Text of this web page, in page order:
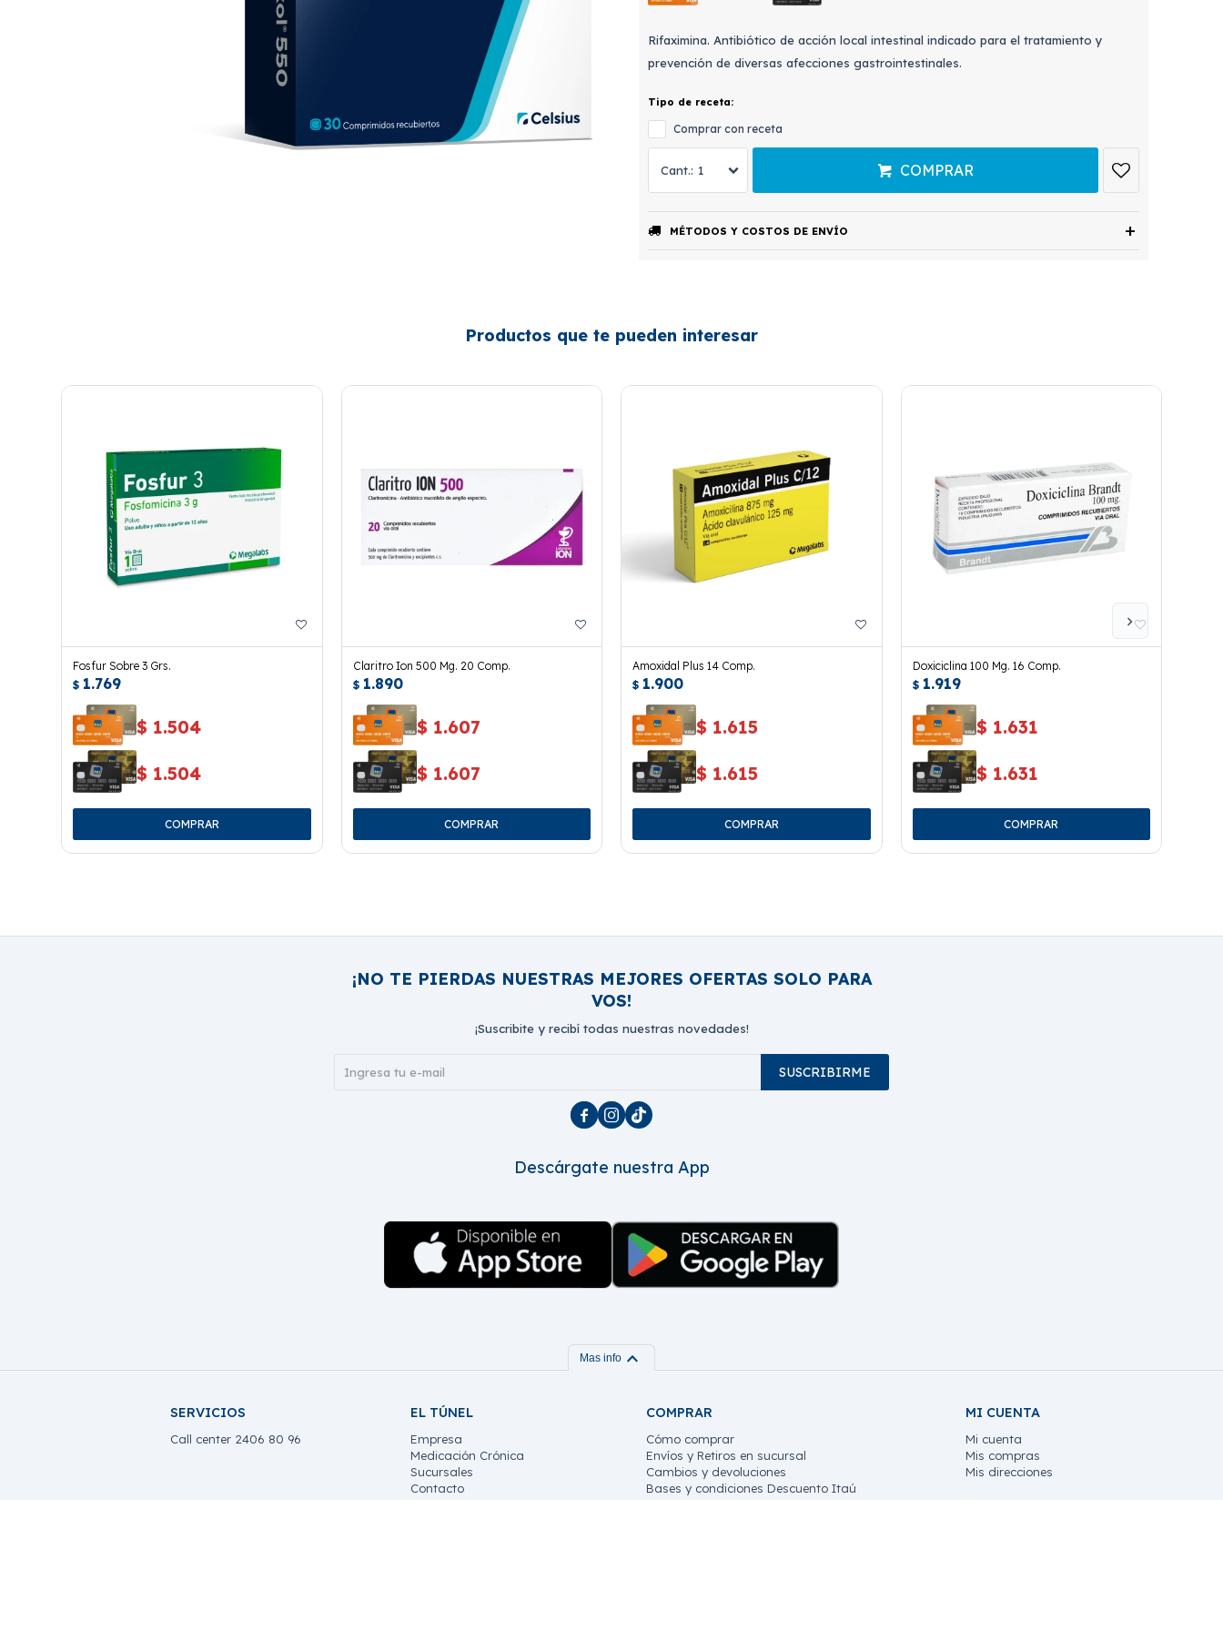
Rifaximina. Antibiótico de acción local intestinal indicado para el tratamiento y
prevención de diversas afecciones gastrointestinales.
Tipo de receta:
Comprar con receta
1 COMPRAR
MÉTODOS Y COSTOS DE ENVÍO
Productos que te pueden interesar
Fosfur Sobre 3 Grs.
$ 1.769
$ 1.504
$ 1.504
Claritro Ion 500 Mg. 20 Comp.
$ 1.890
$ 1.607
$ 1.607
Amoxidal Plus 14 Comp.
$ 1.900
$ 1.615
$ 1.615
Doxiciclina 100 Mg. 16 Comp.
$ 1.919
$ 1.631
$ 1.631
¡NO TE PIERDAS NUESTRAS MEJORES OFERTAS SOLO PARA
VOS!
¡Suscribite y recibí todas nuestras novedades!
SUSCRIBIRME
  
Descárgate nuestra App
Mas info expand_more
SERVICIOS
Call center 2406 80 96
EL TÚNEL
Empresa
Medicación Crónica
Sucursales
Contacto
COMPRAR
Cómo comprar
Envíos y Retiros en sucursal
Cambios y devoluciones
Bases y condiciones Descuento Itaú
MI CUENTA
Mi cuenta
Mis compras
Mis direcciones